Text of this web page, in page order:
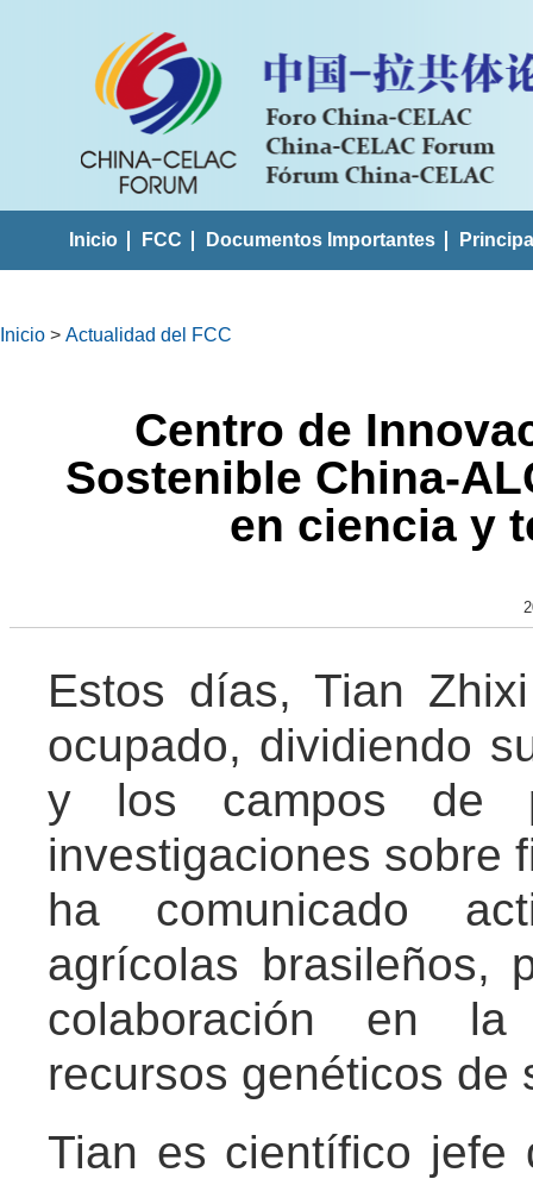
Inicio FCC Documentos Importantes
Inicio > Actualidad del FCC
Centro de
Sostenible China-
en ciencia y
Estos días, Tian
ocupado, dividiendo
y los campos de
investigaciones sobre
ha comunicado
agrícolas brasileños,
colaboración en
recursos genéticos de
Tian es científico jefe